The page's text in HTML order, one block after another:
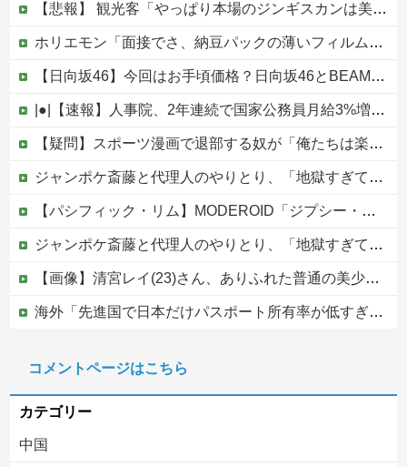
【悲報】 観光客「やっぱり本場のジンギスカンは美味い！」道民ワイ「ぷっｗｗｗｗ」
ホリエモン「面接でさ、納豆パックの薄いフィルムって何のために入っていの？って聞くわけ」
【日向坂46】今回はお手頃価格？日向坂46とBEAMSのコラボが決定！！
|●|【速報】人事院、2年連続で国家公務員月給3%増の「1万5056円」引き上げ勧告 2年で6%超え
【疑問】スポーツ漫画で退部する奴が「俺たちは楽しくやりたかったんだよ」って言い出す理由ｗｗｗｗｗ他
ジャンポケ斎藤と代理人のやりとり、「地獄すぎて完全にコントになってる……」と衝撃を受ける人が続出中
【パシフィック・リム】MODEROID「ジプシー・デンジャー」プラモデル【10日予約開始】
ジャンポケ斎藤と代理人のやりとり、「地獄すぎて完全にコントになってる……」と衝撃を受ける人が続出中
【画像】清宮レイ(23)さん、ありふれた普通の美少女になる
海外「先進国で日本だけパスポート所有率が低すぎる、何故なのか」
【移民政策反対】イオンの売り場で唐揚げを食う中国人の子供
コメントページはこちら
カテゴリー
中国